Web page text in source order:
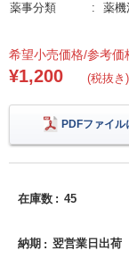
薬事分類
薬機
希望小売価格/参考価
¥1,200 (税抜き
PDFファイル
在庫数 45
納期 翌営業日出荷